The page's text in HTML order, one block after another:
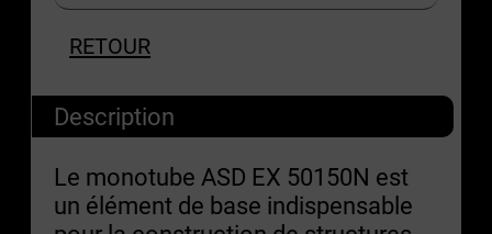
RETOUR
Description
Le monotube ASD EX 50150N est
un élément de base indispensable